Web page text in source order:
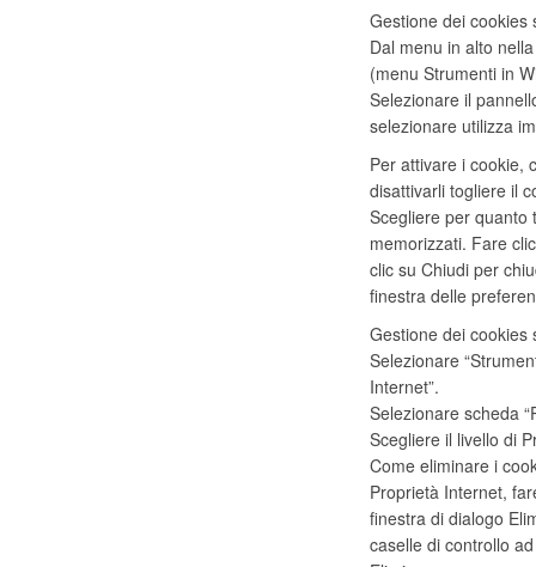
Gestione dei cookies
Dal menu in alto
(menu Strumenti in
Selezionare il
selezionare utilizza
Per attivare i cookie,
disattivarli togliere il
Scegliere per quanto
memorizzati. Fare
clic su Chiudi per
finestra delle
Gestione dei cookies
Selezionare
Internet”.
Selezionare scheda
Scegliere il livello di
Come eliminare i
Proprietà Internet,
finestra di dialogo
caselle di controllo